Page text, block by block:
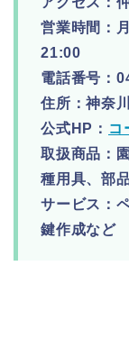
営業時間：
21:00
電話番号：
住所：神奈
公式HP： コ
取扱商品：
種用具、部
サービス：
鍵作成など